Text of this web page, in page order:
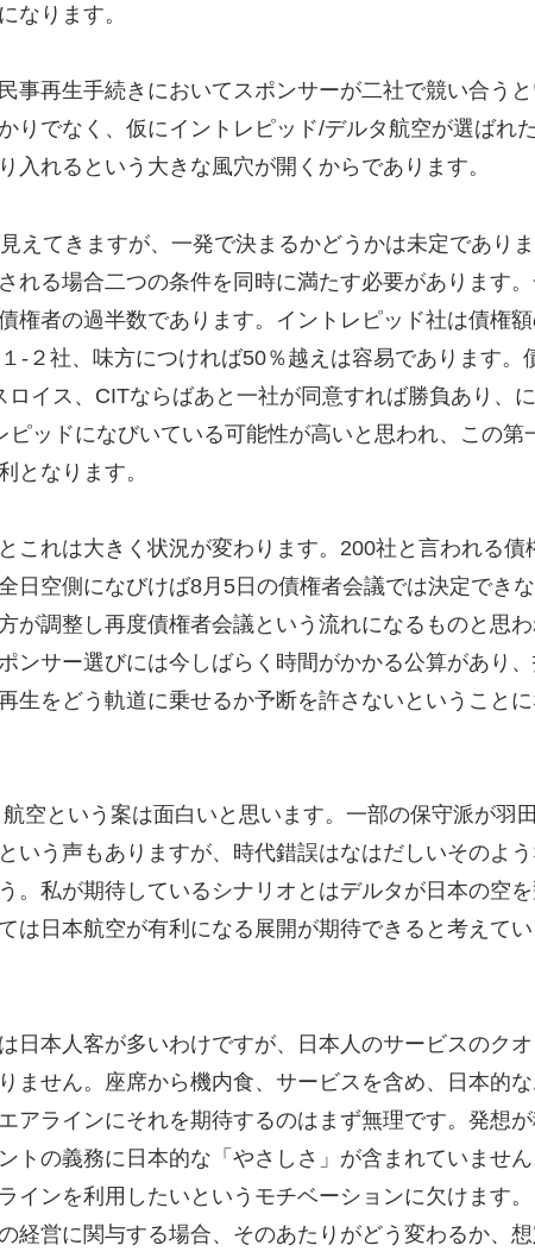
なります。
事再生手続きにおいてスポンサーが二社で競い合う
りでなく、仮にイントレピッド/デルタ航空が選ばれ
入れるという大きな風穴が開くからであります。
えてきますが、一発で決まるかどうかは未定でありま
れる場合二つの条件を同時に満たす必要があります
権者の過半数であります。イントレピッド社は債権
-２社、味方につければ50％越えは容易であります。
イス、CITならばあと一社が同意すれば勝負あり、
ピッドになびいている可能性が高いと思われ、この第
となります。
これは大きく状況が変わります。200社と言われる債
日空側になびけば8月5日の債権者会議では決定できな
が調整し再度債権者会議という流れになるものと思
ンサー選びには今しばらく時間がかかる公算があり
生をどう軌道に乗せるか予断を許さないということ
空という案は面白いと思います。一部の保守派が羽
いう声もありますが、時代錯誤はなはだしいそのよ
。私が期待しているシナリオとはデルタが日本の空
は日本航空が有利になる展開が期待できると考えてい
日本人客が多いわけですが、日本人のサービスのクオ
ません。座席から機内食、サービスを含め、日本的
アラインにそれを期待するのはまず無理です。発想
トの義務に日本的な「やさしさ」が含まれていません
インを利用したいというモチベーションに欠けます。
経営に関与する場合、そのあたりがどう変わるか、想